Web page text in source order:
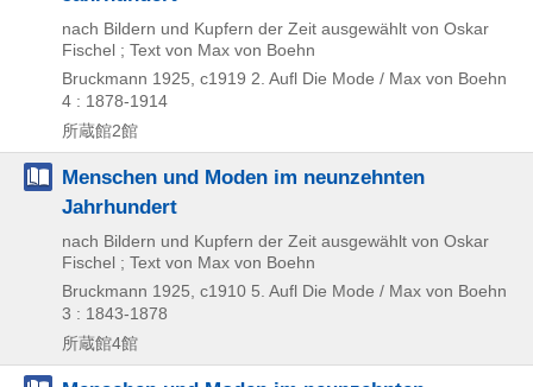
nach Bildern und Kupfern der Zeit ausgewählt von Oskar
Fischel ; Text von Max von Boehn
Bruckmann 1925, c1919 2. Aufl Die Mode / Max von Boehn
4 : 1878-1914
所蔵館2館
Menschen und Moden im neunzehnten
Jahrhundert
nach Bildern und Kupfern der Zeit ausgewählt von Oskar
Fischel ; Text von Max von Boehn
Bruckmann 1925, c1910 5. Aufl Die Mode / Max von Boehn
3 : 1843-1878
所蔵館4館